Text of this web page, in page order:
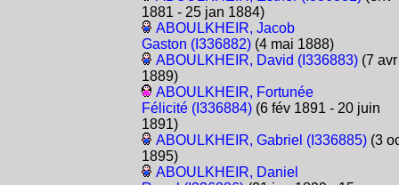
1881 - 25 jan 1884)
ABOULKHEIR, Jacob
Gaston (I336882)(4 mai 1888)
ABOULKHEIR, David (I336883)(7 avr
1889)
ABOULKHEIR, Fortunée
Félicité (I336884)(6 fév 1891 - 20 juin
1891)
ABOULKHEIR, Gabriel (I336885)(3
1895)
ABOULKHEIR, Daniel